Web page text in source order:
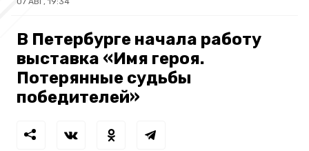
В Петербурге начала работу
выставка «Имя героя.
Потерянные судьбы
победителей»